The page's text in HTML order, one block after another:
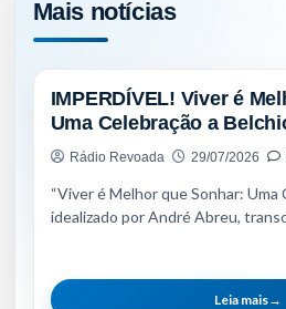
Mais notícias
IMPERDÍVEL! Viver é
Uma Celebração a
Rádio Revoada 29/07/2026
“Viver é Melhor que Sonhar: Uma
idealizado por André Abreu,
Leia mais→